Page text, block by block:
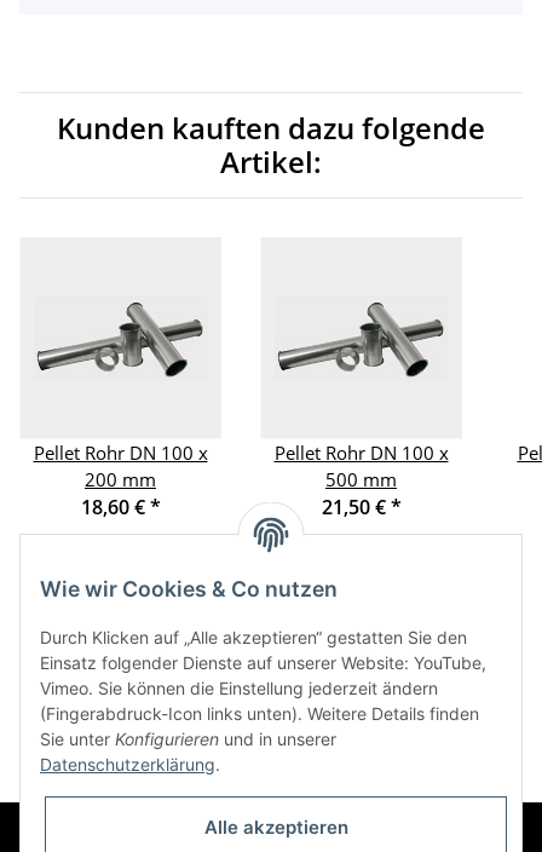
Kunden kauften dazu folgende
Artikel:
Pellet Rohr DN 100 x
200 mm
18,60 €*
Pellet Rohr DN 100 x
500 mm
21,50 €*
Kategorien
Informationen
Wie wir Cookies & Co nutzen
Durch Klicken auf „Alle akzeptieren“ gestatten Sie den
Einsatz folgender Dienste auf unserer Website: YouTube,
Vimeo. Sie können die Einstellung jederzeit ändern
(Fingerabdruck-Icon links unten). Weitere Details finden
Sie unter Konfigurieren und in unserer
Datenschutzerklärung.
Alle akzeptieren